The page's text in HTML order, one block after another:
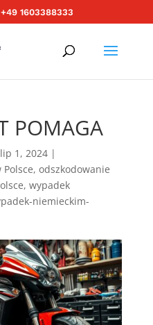
1603388333
POMAGA
lip 1, 2024|
, odszkodowanie
, wypadek
niemieckim-